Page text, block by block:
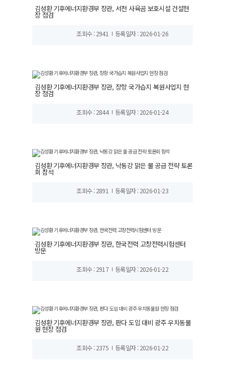
김성환 기후에너지환경부 장관, 서천 사육곰 보호시설 건설현
장 점검
조회수 : 2941 등록일자 : 2026-01-26
김성환 기후에너지환경부 장관, 장항 국가습지 복원사업지 현
장 점검
조회수 : 2844 등록일자 : 2026-01-24
김성환 기후에너지환경부 장관, 낙동강 맑은 물 공급 전략 토론
회 참석
조회수 : 2891 등록일자 : 2026-01-23
김성환 기후에너지환경부 장관, 한국전력 고창전력시험센터
방문
조회수 : 2917 등록일자 : 2026-01-22
김성환 기후에너지환경부 장관, 판다 도입 대비 광주 우치동물
원 현장 점검
조회수 : 2375 등록일자 : 2026-01-22